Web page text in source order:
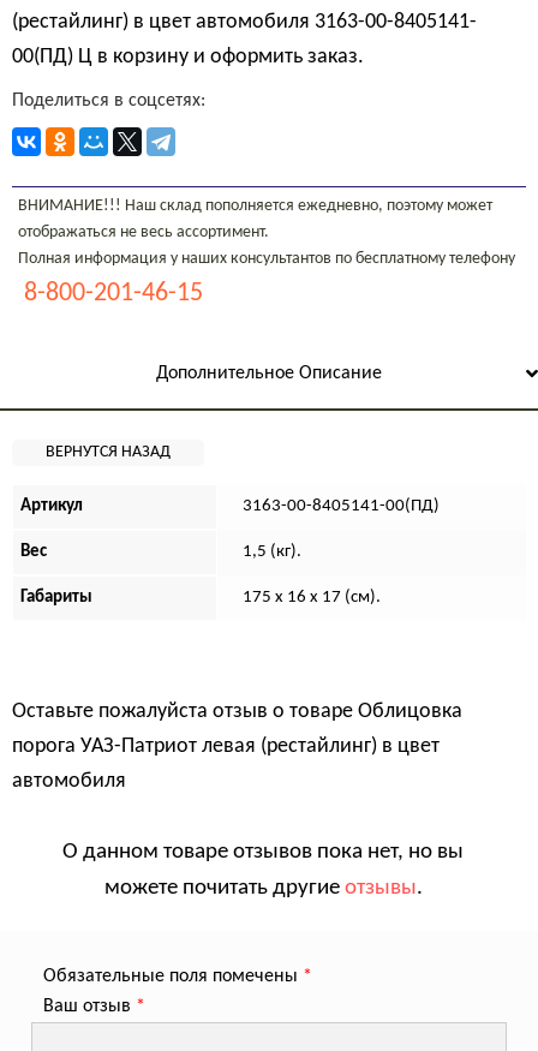
(рестайлинг) в цвет автомобиля 3163-00-8405141-
00(ПД) Ц в корзину и оформить заказ.
Поделиться в соцсетях:
ВНИМАНИЕ!!! Наш склад пополняется ежедневно, поэтому может
отображаться не весь ассортимент.
Полная информация у наших консультантов по бесплатному телефону
8-800-201-46-15
Дополнительное Описание
Артикул 3163-00-8405141-00(ПД)
Вес 1,5 (кг).
Габариты 175 x 16 x 17 (см).
Оставьте пожалуйста отзыв о товаре Облицовка
порога УАЗ-Патриот левая (рестайлинг) в цвет
автомобиля
О данном товаре отзывов пока нет, но вы
можете почитать другие отзывы.
Обязательные поля помечены *
Ваш отзыв *